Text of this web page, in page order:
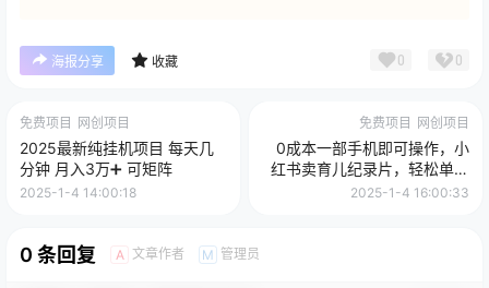
海报分享 收藏 0 0
免费项目 网创项目
2025最新纯挂机项目 每天几
分钟 月入3万➕ 可矩阵
2025-1-4 14:00:18
免费项目 网创项目
0成本一部手机即可操作，小
红书卖育儿纪录片，轻松单日
变现500+
2025-1-4 16:00:33
0 条回复 A 文章作者 M 管理员